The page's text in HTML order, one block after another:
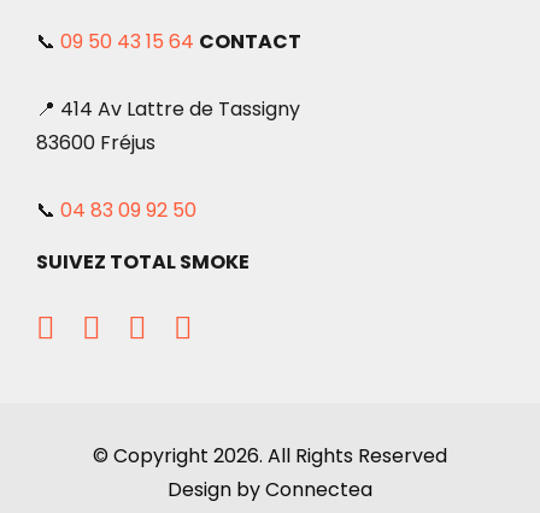
📞 09 50 43 15 64 CONTACT
📍 414 Av Lattre de Tassigny
83600 Fréjus
📞 04 83 09 92 50
SUIVEZ TOTAL SMOKE
© Copyright 2026. All Rights Reserved
Design by Connectea